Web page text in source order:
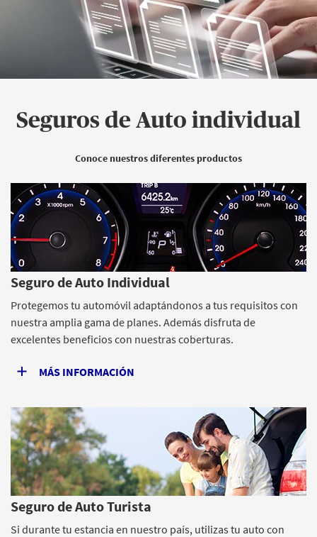
Seguros de Auto individual
Conoce nuestros diferentes productos
Seguro de Auto Individual
Protegemos tu automóvil adaptándonos a tus requisitos con
nuestra amplia gama de planes. Además disfruta de
excelentes beneficios con nuestras coberturas.
MÁS INFORMACIÓN
Seguro de Auto Turista
Si durante tu estancia en nuestro país, utilizas tu auto con